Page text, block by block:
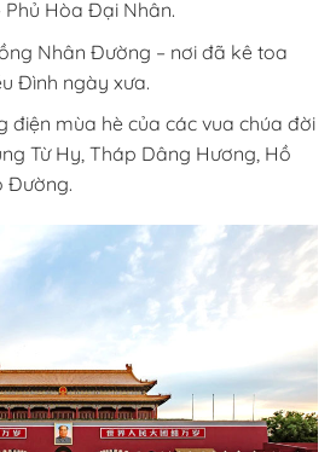
Phủ Hòa Đại Nhân.
Nhân Đường – nơi đã kê toa
Đình ngày xưa.
điện mùa hè của các vua chúa đời
Từ Hy, Tháp Dâng Hương, Hồ
Đường.